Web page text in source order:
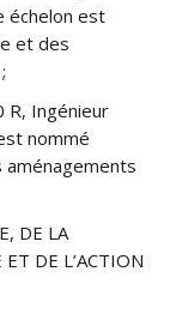
échelon est
et des
R, Ingénieur
nommé
aménagements
DE LA
DE L’ACTION